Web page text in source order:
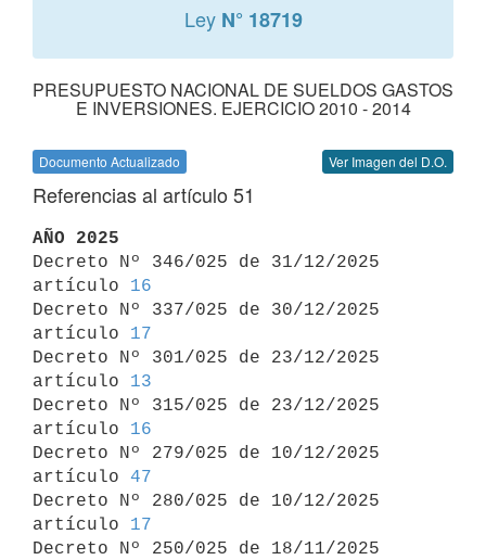
Ley N° 18719
PRESUPUESTO NACIONAL DE SUELDOS GASTOS
E INVERSIONES. EJERCICIO 2010 - 2014
Documento Actualizado Ver Imagen del D.O.
Referencias al artículo 51
AÑO 2025
Decreto Nº 346/025 de 31/12/2025
artículo 16
Decreto Nº 337/025 de 30/12/2025
artículo 17
Decreto Nº 301/025 de 23/12/2025
artículo 13
Decreto Nº 315/025 de 23/12/2025
artículo 16
Decreto Nº 279/025 de 10/12/2025
artículo 47
Decreto Nº 280/025 de 10/12/2025
artículo 17
Decreto Nº 250/025 de 18/11/2025